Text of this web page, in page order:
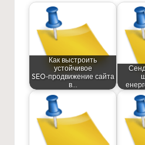
Как выстроить
устойчивое
SEO‑продвижение сайта
в…